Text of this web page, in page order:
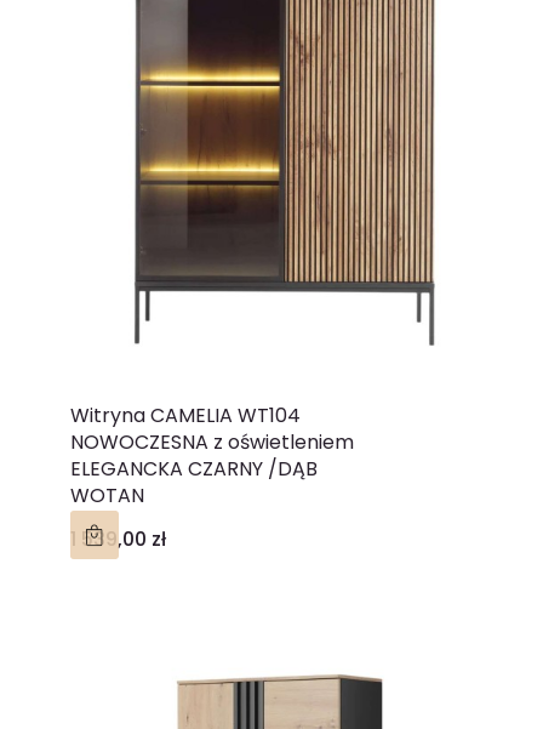
Witryna CAMELIA WT104
NOWOCZESNA z oświetleniem
ELEGANCKA CZARNY /DĄB
WOTAN
Cena
1 539,00 zł